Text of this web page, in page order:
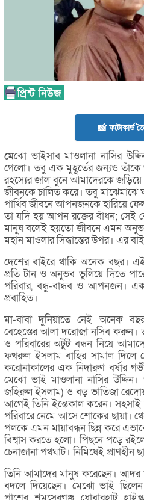
📸 ফটোকার্ড
মেঝো ভাইসাব মাওলানা নাসির
গেলো। তবু এক মুহূর্তের জন্যও
রহস্যের জাল বুনে আমাদেরকে জড়িয়ে
জীবনকে চালিত করে। তবু মাঝেমাঝে
পার্থিব জীবনে আপনজনকে হারিয়ে
তা যদি হয় আপন রক্তের বাঁধন; সেই
মানুষ বলেই হয়তো জীবনে এমন
মহান মাওলার সিদ্ধান্তের উপর। এর
দেশের বাইরে থাকি অনেক বছর।
প্রতি টান ও অনুভব ভুলিয়ে দিতে
পরিবার, বন্ধু-বান্ধব ও আপনজন।
প্রবাহিত।
মা-বাবা দুনিয়াতে নেই অনেক
বেহেস্তের আলা দরোজা নসিব করুন।
ও পরিবারের অটুট বন্ধন নিয়ে
ফখরুল ইসলাম বাহির সামাল দিলে
করোনাকালের এক নিদারুণ বর্ষার
মেঝো ভাই মাওলানা নাসির
জহিরুল ইসলাম) ও বড় ভাতিজা
আগেই তিনি ইন্তেকাল করেন।
পরিবারে নেমে আসে শোকের ছায়া।
পলকে এমন মায়াবন্ধন ছিন্ন করে
বিশ্বাস করতে হলো। পিছনে পড়ে
চেনাজানা পথঘাট। নিমিষেই
তিনি আমাদের মানুষ করেছেন। আদর
বদলে দিয়েছেন। মেঝো ভাই